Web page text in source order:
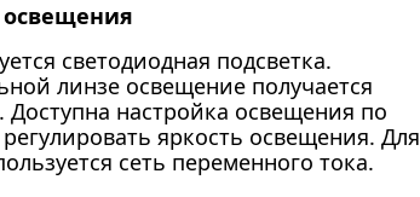
светодиодная подсветка.
линзе освещение получается
настройка освещения по
яркость освещения. Для
сеть переменного тока.